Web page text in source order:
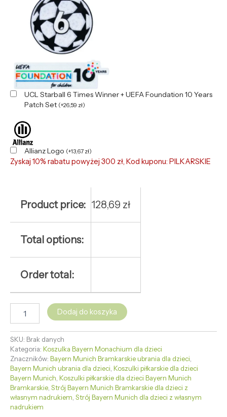
UCL Starball 6 Times Winner + UEFA Foundation 10 Years
Patch Set (+26,59 zł)
Allianz Logo (+13,67 zł)
Zyskaj 10% rabatu powyżej 300 zł, Kod kuponu: PILKARSKIE
Product price: 128,69 zł
Total options:
Order total:
Dodaj do koszyka
SKU: Brak danych
Kategoria: Koszulka Bayern Monachium dla dzieci
Znaczników: Bayern Munich Bramkarskie ubrania dla dzieci
Bayern Munich ubrania dla dzieci Koszulki piłkarskie dla dzieci
Bayern Munich Koszulki piłkarskie dla dzieci Bayern Munich
Bramkarskie Strój Bayern Munich Bramkarskie dla dzieci z
własnym nadrukiem Strój Bayern Munich dla dzieci z własnym
nadrukiem